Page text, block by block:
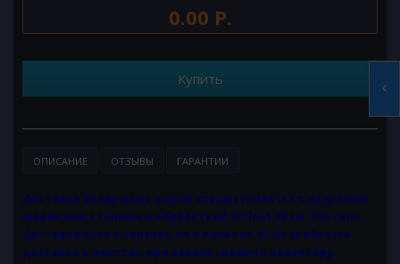
0.00 Р.
Купить
ОПИСАНИЕ ОТЗЫВЫ ГАРАНТИИ
Доставка воздушных шаров осуществляется с надутыми
шариками с гелием и обработкой HiFloat 30 см. Пастель.
Доставляются в связках, не в пакетах. Если требуется
доставка в пакетах, при заказе скажите оператору.